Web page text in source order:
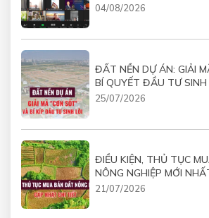
04/08/2026
ĐẤT NỀN DỰ ÁN: GIẢI
BÍ QUYẾT ĐẦU TƯ SINH
25/07/2026
ĐIỀU KIỆN, THỦ TỤC
NÔNG NGHIỆP MỚI
21/07/2026